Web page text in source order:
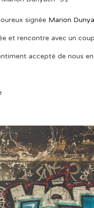
signée Marion
et rencontre avec un
accepté de nous